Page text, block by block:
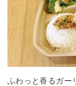
ふわっと香るガ